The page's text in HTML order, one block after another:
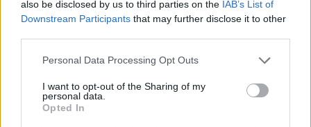
also be disclosed by us to third parties on the IAB’s List of
Downstream Participants that may further disclose it to other
Personal Data Processing Opt Outs
I want to opt-out of the Sharing of my
personal data.
Opted In